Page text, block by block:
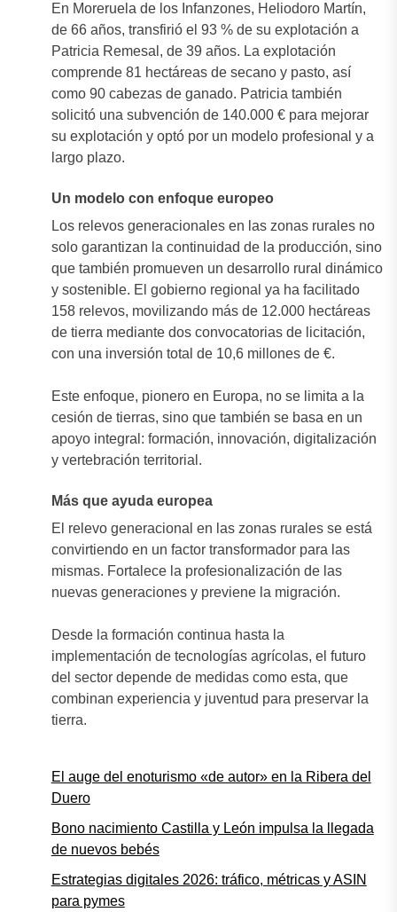
En Moreruela de los Infanzones, Heliodoro Martín,
de 66 años, transfirió el 93 % de su explotación a
Patricia Remesal, de 39 años. La explotación
comprende 81 hectáreas de secano y pasto, así
como 90 cabezas de ganado. Patricia también
solicitó una subvención de 140.000 € para mejorar
su explotación y optó por un modelo profesional y a
largo plazo.
Un modelo con enfoque europeo
Los relevos generacionales en las zonas rurales no
solo garantizan la continuidad de la producción, sino
que también promueven un desarrollo rural dinámico
y sostenible. El gobierno regional ya ha facilitado
158 relevos, movilizando más de 12.000 hectáreas
de tierra mediante dos convocatorias de licitación,
con una inversión total de 10,6 millones de €.
Este enfoque, pionero en Europa, no se limita a la
cesión de tierras, sino que también se basa en un
apoyo integral: formación, innovación, digitalización
y vertebración territorial.
Más que ayuda europea
El relevo generacional en las zonas rurales se está
convirtiendo en un factor transformador para las
mismas. Fortalece la profesionalización de las
nuevas generaciones y previene la migración.
Desde la formación continua hasta la
implementación de tecnologías agrícolas, el futuro
del sector depende de medidas como esta, que
combinan experiencia y juventud para preservar la
tierra.
El auge del enoturismo «de autor» en la Ribera del
Duero
Bono nacimiento Castilla y León impulsa la llegada
de nuevos bebés
Estrategias digitales 2026: tráfico, métricas y ASIN
para pymes